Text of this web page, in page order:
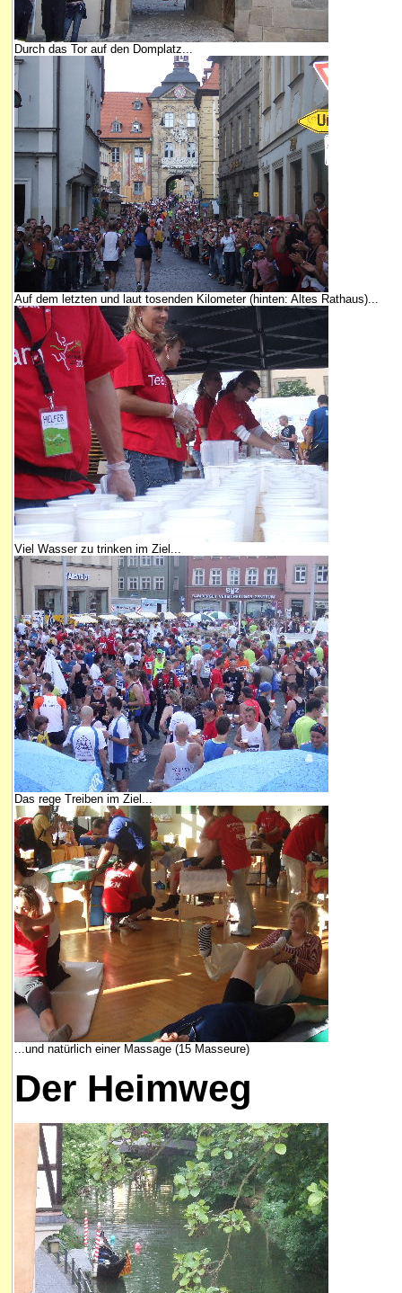
Durch das Tor auf den Domplatz...
Auf dem letzten und laut tosenden Kilometer (hinten: Altes Rathaus)...
Viel Wasser zu trinken im Ziel...
Das rege Treiben im Ziel...
...und natürlich einer Massage (15 Masseure)
Der Heimweg